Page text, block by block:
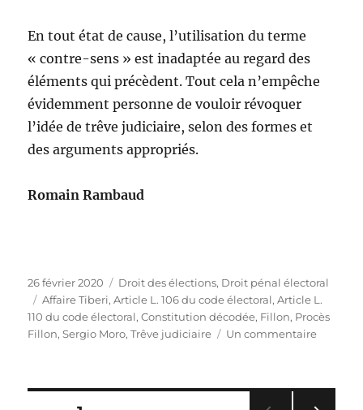
En tout état de cause, l’utilisation du terme
« contre-sens » est inadaptée au regard des
éléments qui précèdent. Tout cela n’empêche
évidemment personne de vouloir révoquer
l’idée de trêve judiciaire, selon des formes et
des arguments appropriés.
Romain Rambaud
Publié
le
26 février 2020 Catégories
Droit des élections, Droit pénal électoral
Étiquettes
Affaire Tiberi,Article L. 106 du code électoral,Article L.
110 du code électoral,Constitution décodée, Fillon, Procès
Fillon,Sergio Moro,Trêve judiciaire Un commentairesur